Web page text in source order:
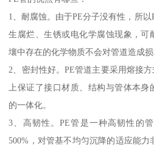
1、耐腐蚀。由于PE分子没有性，所
生腐烂、生锈或电化学腐蚀现象，可
壤中存在的化学物质不会对管道造成损
2、密封性好。PE管道主要采用熔接
上保证了接口材质、结构与管体本
的一体化。
3、高韧性。PE管是一种高韧性的
500%，对管基不均匀沉降的适应能力